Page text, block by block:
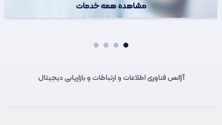
مشاهده همه خدمات
آژانس فناوری اطلاعات و ارتباطات و بازاریابی دیجیتال